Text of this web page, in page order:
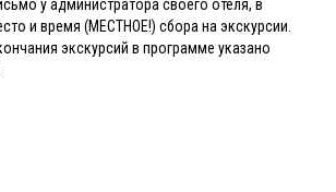
у администратора своего отеля, в
и время (МЕСТНОЕ!) сбора на экскурсии.
экскурсий в программе указано